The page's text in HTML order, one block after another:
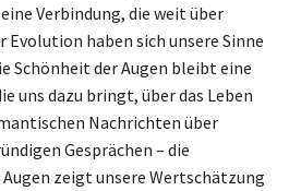
Verbindung, die weit über
Evolution haben sich unsere Sinne
Schönheit der Augen bleibt eine
uns dazu bringt, über das Leben
Nachrichten über
Gesprächen – die
zeigt unsere Wertschätzung